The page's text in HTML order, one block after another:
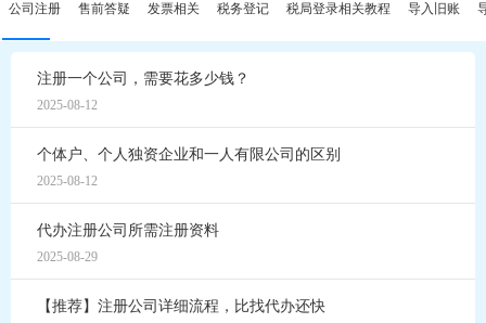
公司注册 售前答疑 发票相关 税务登记 税局登录相关教程 导入旧账
注册一个公司，需要花多少钱？
2025-08-12
个体户、个人独资企业和一人有限公司的区别
2025-08-12
代办注册公司所需注册资料
2025-08-29
【推荐】注册公司详细流程，比找代办还快